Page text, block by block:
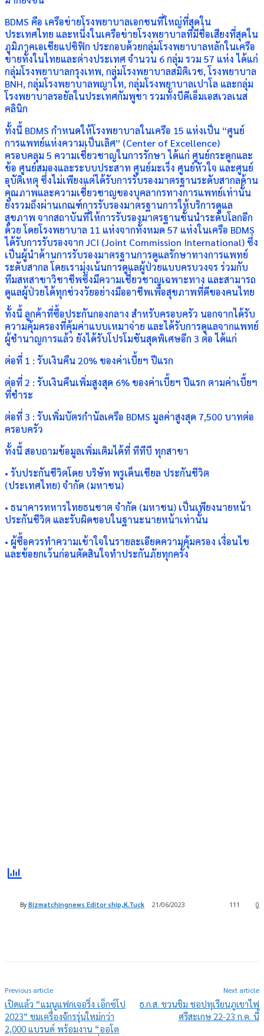
BDMS คือ เครือข่ายโรงพยาบาลเอกชนที่ใหญ่ที่สุดใน
ประเทศไทย และหนึ่งในเครือข่ายโรงพยาบาลที่มีชื่อเสียงที่สุดใน
ภูมิภาคเอเชียแปซิฟิก ประกอบด้วยกลุ่มโรงพยาบาลหลักในเครือ
ข่ายทั้งในไทยและต่างประเทศ จำนวน 6 กลุ่ม รวม 57 แห่ง ได้แก่
กลุ่มโรงพยาบาลกรุงเทพ, กลุ่มโรงพยาบาลสมิติเวช, โรงพยาบาล
BNH, กลุ่มโรงพยาบาลพญาไท, กลุ่มโรงพยาบาลเปาโล และกลุ่ม
โรงพยาบาลรอยัลในประเทศกัมพูชา รวมทั้งบีดีเอ็มเอสเวลเนส
คลินิก
ทั้งนี้ BDMS กำหนดให้โรงพยาบาลในเครือ 15 แห่งเป็น “ศูนย์
การแพทย์แห่งความเป็นเลิศ” (Center of Excellence)
ครอบคลุม 5 ความเชี่ยวชาญในการรักษา ได้แก่ ศูนย์กระดูกและ
ข้อ ศูนย์สมองและระบบประสาท ศูนย์มะเร็ง ศูนย์หัวใจ และศูนย์
อุบัติเหตุ ซึ่งไม่เพียงแต่ได้รับการรับรองมาตรฐานระดับสากลด้าน
คุณภาพและความเชี่ยวชาญของบุคลากรทางการแพทย์เท่านั้น
ยังรวมถึงผ่านเกณฑ์การรับรองมาตรฐานการให้บริการดูแล
สุขภาพ จากสถาบันที่ให้การรับรองมาตรฐานชั้นนำระดับโลกอีก
ด้วย โดยโรงพยาบาล 11 แห่งจากทั้งหมด 57 แห่งในเครือ BDMS
ได้รับการรับรองจาก JCI (Joint Commission International) ซึ่ง
เป็นผู้นำด้านการรับรองมาตรฐานการดูแลรักษาทางการแพทย์
ระดับสากล โดยเรามุ่งเน้นการดูแลผู้ป่วยแบบครบวงจร ร่วมกับ
ทีมสหสาขาวิชาชีพซึ่งมีความเชี่ยวชาญเฉพาะทาง และสามารถ
ดูแลผู้ป่วยได้ทุกช่วงวัยอย่างมืออาชีพเพื่อสุขภาพที่ดีของคนไทย
ทั้งนี้ ลูกค้าที่ซื้อประกันกองกลาง สำหรับครอบครัว นอกจากได้รับ
ความคุ้มครองที่คุ้มค่าแบบเหมาจ่าย และได้รับการดูแลจากแพทย์
ผู้ชำนาญการแล้ว ยังได้รับโปรโมชันสุดพิเศษอีก 3 ต่อ ได้แก่
ต่อที่ 1 : รับเงินคืน 20% ของค่าเบี้ยฯ ปีแรก
ต่อที่ 2 : รับเงินคืนเพิ่มสูงสุด 6% ของค่าเบี้ยฯ ปีแรก ตามค่าเบี้ยฯ
ที่ชำระ
ต่อที่ 3 : รับเพิ่มบัตรกำนัลเครือ BDMS มูลค่าสูงสุด 7,500 บาทต่อ
ครอบครัว
ทั้งนี้ สอบถามข้อมูลเพิ่มเติมได้ที่ ทีทีบี ทุกสาขา
• รับประกันชีวิตโดย บริษัท พรูเด็นเชียล ประกันชีวิต
(ประเทศไทย) จำกัด (มหาชน)
• ธนาคารทหารไทยธนชาต จำกัด (มหาชน) เป็นเพียงนายหน้า
ประกันชีวิต และรับผิดชอบในฐานะนายหน้าเท่านั้น
• ผู้ซื้อควรทำความเข้าใจในรายละเอียดความคุ้มครอง เงื่อนไข
และข้อยกเว้นก่อนตัดสินใจทำประกันภัยทุกครั้ง
By Bizmatchingnews Editor ship,K.Tuck 21/06/2023 0
111
Previous article
เปิดแล้ว “แมนูแฟกเจอริ่ง เอ็กซ์โป
2023” ชมเครื่องจักรรุ่นใหม่กว่า
2,000 แบรนด์ พร้อมงาน “ออโต
Next article
ธ.ก.ส. ชวนชิม ชอปทุเรียนภูเขาไฟ
ศรีสะเกษ 22-23 ก.ค. นี้